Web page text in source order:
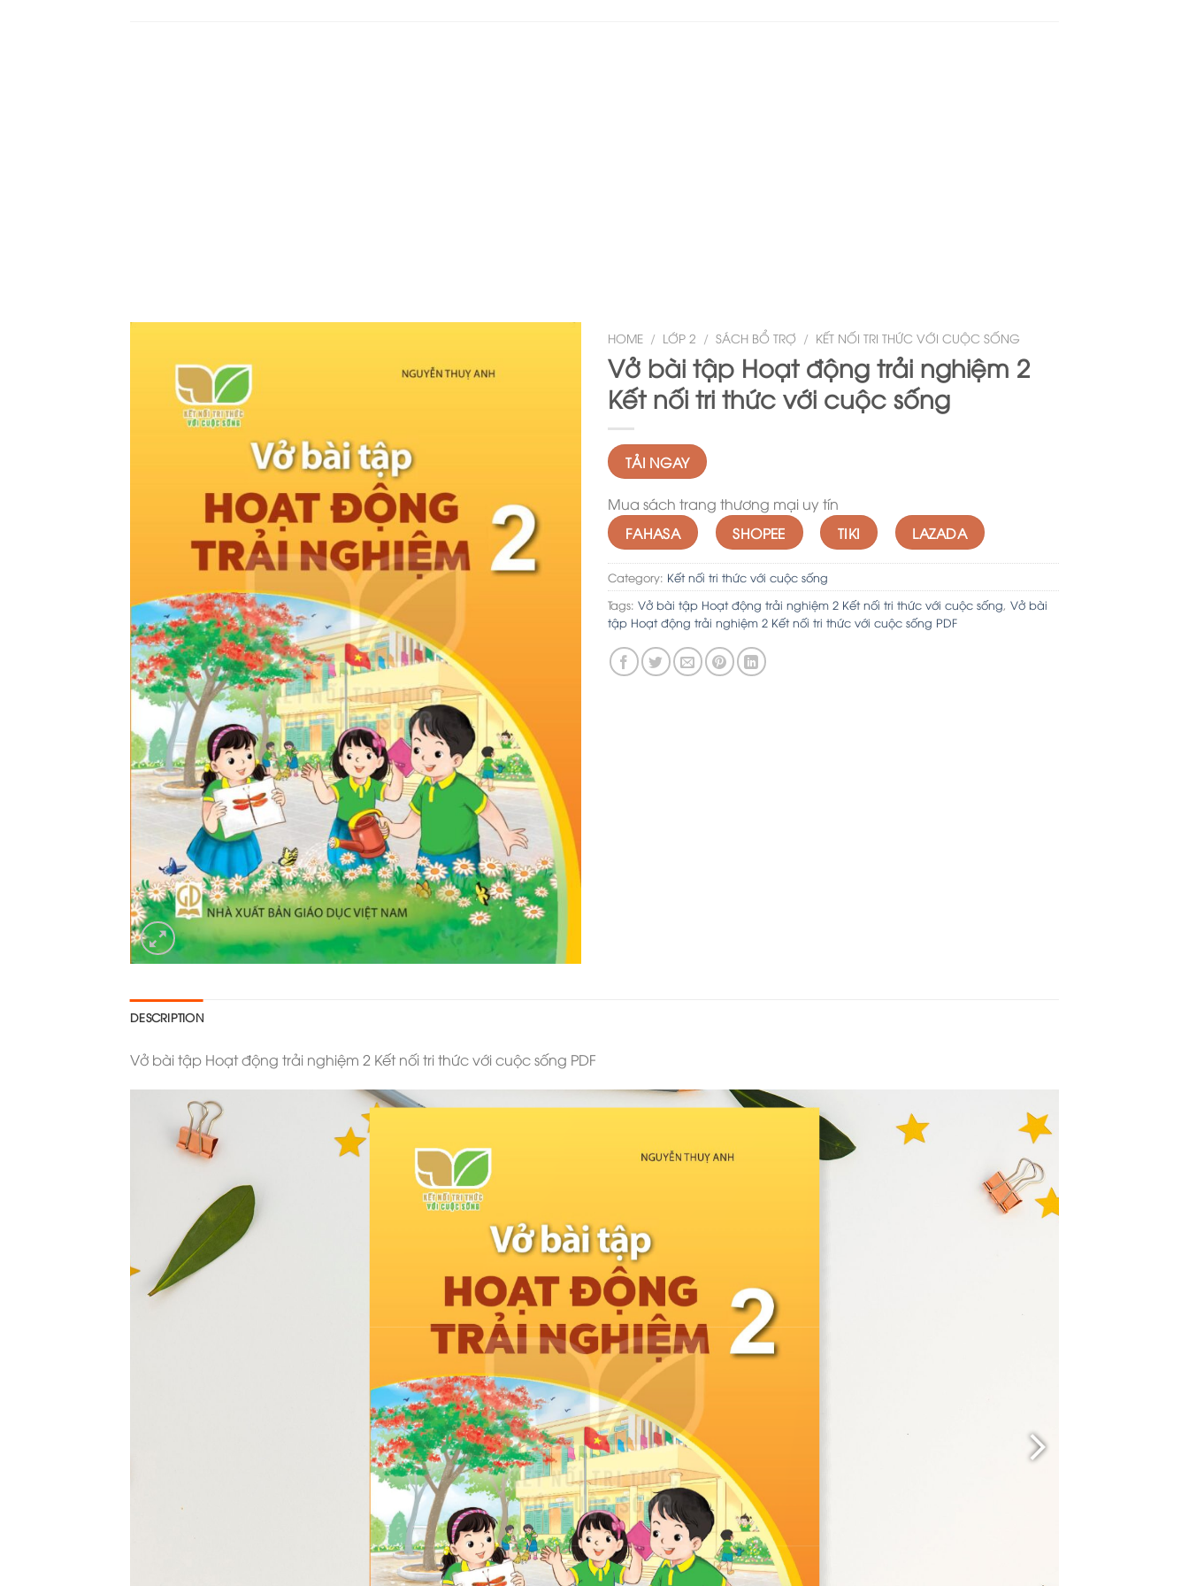
HOME / LỚP 2 / SÁCH BỔ TRỢ / KẾT NỐI TRI THỨC VỚI CUỘC SỐNG
Vở bài tập Hoạt động trải nghiệm 2
Kết nối tri thức với cuộc sống
TẢI NGAY
Mua sách trang thương mại uy tín
FAHASA SHOPEE TIKI LAZADA
Category: Kết nối tri thức với cuộc sống
Tags: Vở bài tập Hoạt động trải nghiệm 2 Kết nối tri thức với cuộc sống, Vở bài
tập Hoạt động trải nghiệm 2 Kết nối tri thức với cuộc sống PDF
DESCRIPTION
Vở bài tập Hoạt động trải nghiệm 2 Kết nối tri thức với cuộc sống PDF